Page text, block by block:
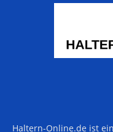
Haltern-Online.de ist